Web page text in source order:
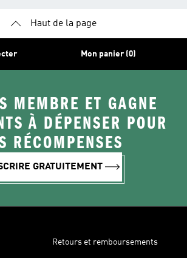
Haut de la page
Mon panier (0)
MEMBRE ET GAGNE
À DÉPENSER POUR
RÉCOMPENSES
GRATUITEMENT
Retours et remboursements